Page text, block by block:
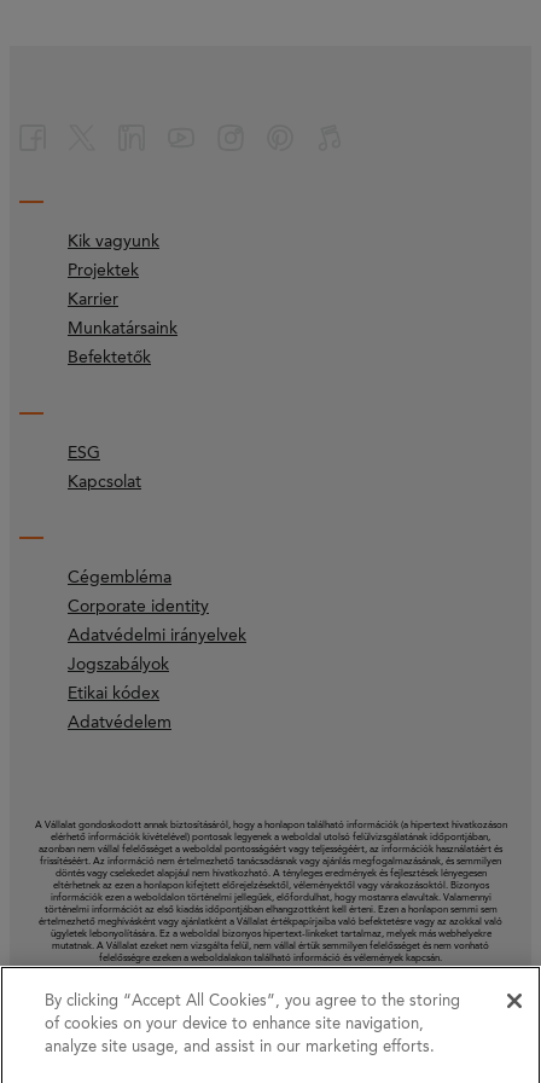
Kik vagyunk
Projektek
Karrier
Munkatársaink
Befektetők
ESG
Kapcsolat
Cégembléma
Corporate identity
Adatvédelmi irányelvek
Jogszabályok
Etikai kódex
Adatvédelem
A Vállalat gondoskodott annak biztosításáról, hogy a honlapon található információk (a hipertext hivatkozáson
elérhető információk kivételével) pontosak legyenek a weboldal utolsó felülvizsgálatának időpontjában,
azonban nem vállal felelősséget a weboldal pontosságáért vagy teljességéért, az információk használatáért és
frissítéséért. Az információ nem értelmezhető tanácsadásnak vagy ajánlás megfogalmazásának, és semmilyen
döntés vagy cselekedet alapjául nem hivatkozható. A tényleges eredmények és fejlesztések lényegesen
eltérhetnek az ezen a honlapon kifejtett előrejelzésektől, véleményektől vagy várakozásoktól. Bizonyos
információk ezen a weboldalon történelmi jellegűek, előfordulhat, hogy mostanra elavultak. Valamennyi
történelmi információt az első kiadás időpontjában elhangzottként kell érteni. Ezen a honlapon semmi sem
értelmezhető meghívásként vagy ajánlatként a Vállalat értékpapírjaiba való befektetésre vagy az azokkal való
ügyletek lebonyolítására. Ez a weboldal bizonyos hipertext-linkeket tartalmaz, melyek más webhelyekre
mutatnak. A Vállalat ezeket nem vizsgálta felül, nem vállal értük semmilyen felelősséget és nem vonható
felelősségre ezeken a weboldalakon található információ és vélemények kapcsán.
By clicking “Accept All Cookies”, you agree to the storing
of cookies on your device to enhance site navigation,
analyze site usage, and assist in our marketing efforts.